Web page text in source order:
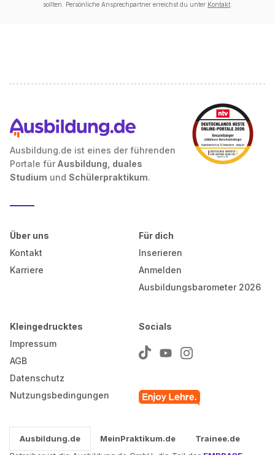
sollten. Persönliche Ansprechpartner erreichst du unter Kontakt
Ausbildung.de ist eines der führenden
Portale für Ausbildung, duales
Studium und Schülerpraktikum.
Über uns
Kontakt
Karriere
Für dich
Inserieren
Anmelden
Ausbildungsbarometer 2026
Kleingedrucktes
Impressum
AGB
Datenschutz
Nutzungsbedingungen
Socials
Ausbildung.de MeinPraktikum.de
Trainee.de